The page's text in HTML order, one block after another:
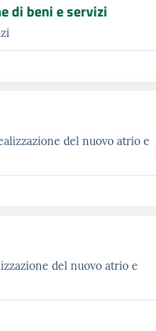
di beni e servizi
del nuovo atrio e
del nuovo atrio e